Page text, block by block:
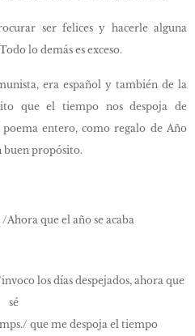
ser felices y hacerle alguna
lo demás es exceso.
era español y también de la
que el tiempo nos despoja de
entero, como regalo de Año
buen propósito.
/Ahora que el año se acaba
los días despejados, ahora que
sé
que me despoja el tiempo